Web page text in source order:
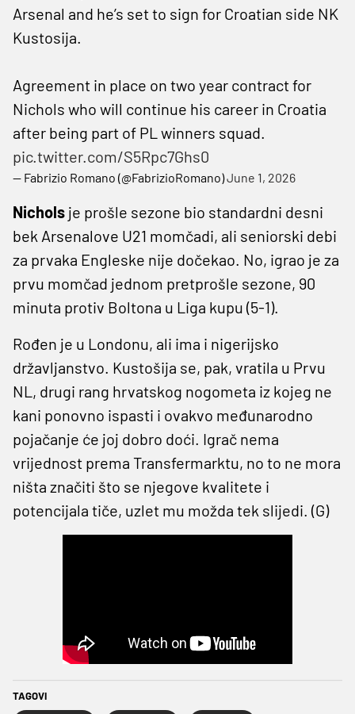
Arsenal and he’s set to sign for Croatian side NK
Kustosija.
Agreement in place on two year contract for
Nichols who will continue his career in Croatia
after being part of PL winners squad.
pic.twitter.com/S5Rpc7Ghs0
— Fabrizio Romano (@FabrizioRomano)June 1, 2026
Nichols je prošle sezone bio standardni desni
bek Arsenalove U21 momčadi, ali seniorski debi
za prvaka Engleske nije dočekao. No, igrao je za
prvu momčad jednom pretprošle sezone, 90
minuta protiv Boltona u Liga kupu (5-1).
Rođen je u Londonu, ali ima i nigerijsko
državljanstvo. Kustošija se, pak, vratila u Prvu
NL, drugi rang hrvatskog nogometa iz kojeg ne
kani ponovno ispasti i ovakvo međunarodno
pojačanje će joj dobro doći. Igrač nema
vrijednost prema Transfermarktu, no to ne mora
ništa značiti što se njegove kvalitete i
potencijala tiče, uzlet mu možda tek slijedi. (G)
TAGOVI